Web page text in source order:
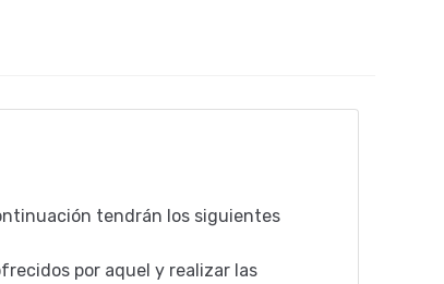
tendrán los siguientes
por aquel y realizar las